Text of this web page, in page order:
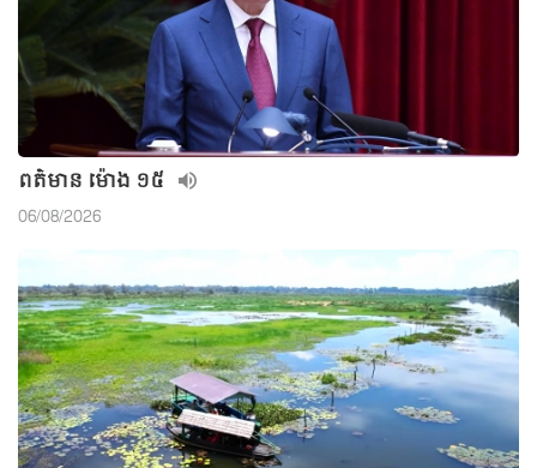
ពត៌មាន ម៉ោង ១៥
06/08/2026